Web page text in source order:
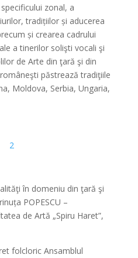
zonal, a
tradițiilor și aducerea
și crearea cadrului
a tinerilor solişti vocali şi
de Arte din ţară şi din
păstrează tradiţiile
Moldova, Serbia, Ungaria,
în domeniu din ţară şi
POPESCU –
de Artă „Spiru Haret”,
folcloric Ansamblul